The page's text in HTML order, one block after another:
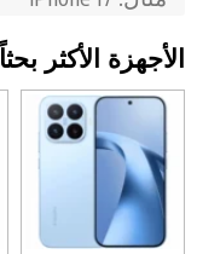
الأجهزة الأكثر بحثاً